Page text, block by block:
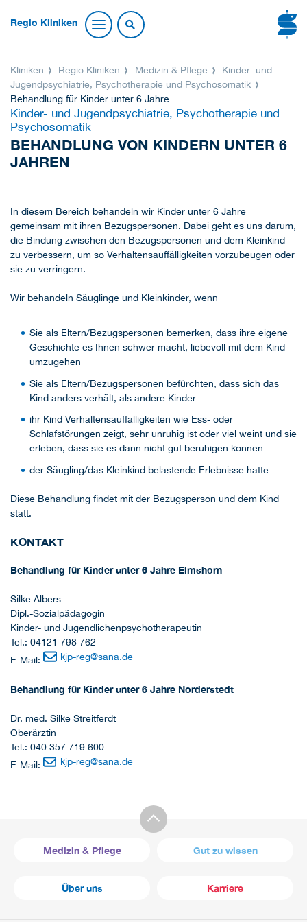
Regio Kliniken
Kliniken Regio Kliniken Medizin & Pflege
Kinder- und
Jugendpsychiatrie, Psychotherapie und Psychosomatik
Behandlung für Kinder unter 6 Jahre
Kinder- und Jugendpsychiatrie, Psychotherapie und
Psychosomatik
BEHANDLUNG VON KINDERN UNTER 6
JAHREN
In diesem Bereich behandeln wir Kinder unter 6 Jahre
gemeinsam mit ihren Bezugspersonen. Dabei geht es uns darum,
die Bindung zwischen den Bezugspersonen und dem Kleinkind
zu verbessern, um so Verhaltensauffälligkeiten vorzubeugen oder
sie zu verringern.
Wir behandeln Säuglinge und Kleinkinder, wenn
Sie als Eltern/Bezugspersonen bemerken, dass ihre eigene
Geschichte es Ihnen schwer macht, liebevoll mit dem Kind
umzugehen
Sie als Eltern/Bezugspersonen befürchten, dass sich das
Kind anders verhält, als andere Kinder
ihr Kind Verhaltensauffälligkeiten wie Ess- oder
Schlafstörungen zeigt, sehr unruhig ist oder viel weint und sie
erleben, dass sie es dann nicht gut beruhigen können
der Säugling/das Kleinkind belastende Erlebnisse hatte
Diese Behandlung findet mit der Bezugsperson und dem Kind
statt.
KONTAKT
Behandlung für Kinder unter 6 Jahre Elmshorn
Silke Albers
Dipl.-Sozialpädagogin
Kinder- und Jugendlichenpsychotherapeutin
Tel.: 04121 798 762
E-Mail:
kjp-reg@sana.de
Behandlung für Kinder unter 6 Jahre Norderstedt
Dr. med. Silke Streitferdt
Oberärztin
Tel.: 040 357 719 600
E-Mail:
kjp-reg@sana.de
Medizin & Pflege Gut zu wissen
Über uns Karriere